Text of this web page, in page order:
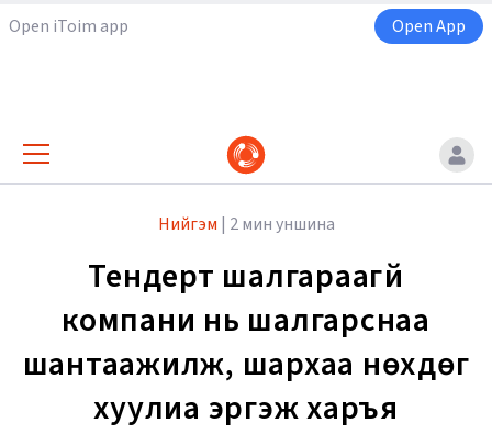
Open iToim app Open App
Нийгэм | 2 мин уншина
Тендерт шалгараагүй
компани нь шалгарснаа
шантаажилж, шархаа нөхдөг
хуулиа эргэж харъя